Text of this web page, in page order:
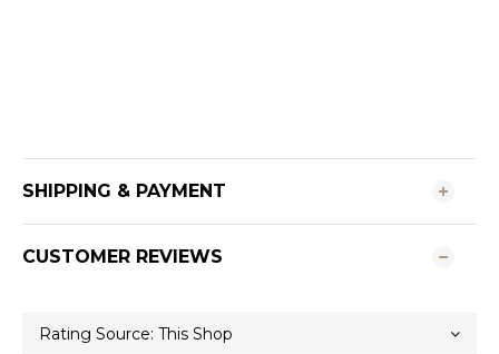
SHIPPING & PAYMENT
CUSTOMER REVIEWS